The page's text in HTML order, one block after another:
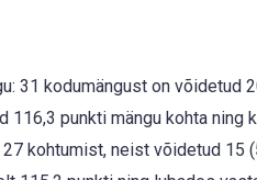
31 kodumängust on võidetud
116,3 punkti mängu kohta ning
kohtumist, neist võidetud 15